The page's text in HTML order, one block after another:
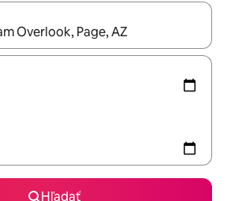
k dispozícii, môžete si ich prechádzať
Hľadať